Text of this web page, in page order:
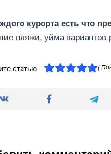
курорта есть что
пляжи, уйма вариантов
статью (